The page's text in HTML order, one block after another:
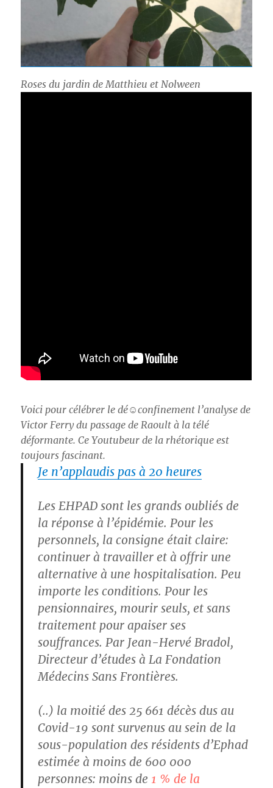
Roses du jardin de Matthieu et Nolween
Voici pour célébrer le dé☺confinement l’analyse de
Victor Ferry du passage de Raoult à la télé
déformante. Ce Youtubeur de la rhétorique est
toujours fascinant.
Je n’applaudis pas à 20 heures
Les EHPAD sont les grands oubliés de
la réponse à l’épidémie. Pour les
personnels, la consigne était claire:
continuer à travailler et à offrir une
alternative à une hospitalisation. Peu
importe les conditions. Pour les
pensionnaires, mourir seuls, et sans
traitement pour apaiser ses
souffrances. Par Jean-Hervé Bradol,
Directeur d’études à La Fondation
Médecins Sans Frontières.
(..) la moitié des 25 661 décès dus au
Covid-19 sont survenus au sein de la
sous-population des résidents d’Ephad
estimée à moins de 600 000
personnes: moins de 1 % de la